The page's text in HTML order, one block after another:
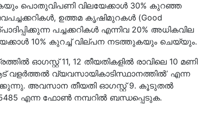
പൊതുവിപണി വിലയേക്കാൾ 30% കുറഞ്ഞ
ഉത്തമ കൃഷിമുറകള്‍ (Good
പച്ചക്കറികള്‍ എന്നിവ 20% അധികവില
10% കുറച്ച് വില്പന നടത്തുകയും ചെയ്യും.
ഓഗസ്റ്റ് 11, 12 തീയതികളില്‍ രാവിലെ 10 മണി
വ്യവസായികാടിസ്ഥാനത്തില്‍’ എന്ന
അവസാന തീയതി ഓഗസ്റ്റ് 9. കൂടുതൽ
എന്ന ഫോൺ നമ്പറിൽ ബന്ധപ്പെടുക.